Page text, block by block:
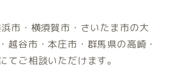
市・横須賀市・さいたま市の大
越谷市・本庄市・群馬県の高崎・
てご相談いただけます。